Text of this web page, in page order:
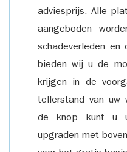
adviesprijs. Alle
aangeboden
schadeverleden en
bieden wij u de
krijgen in de
tellerstand van uw
de knop kunt u
upgraden met